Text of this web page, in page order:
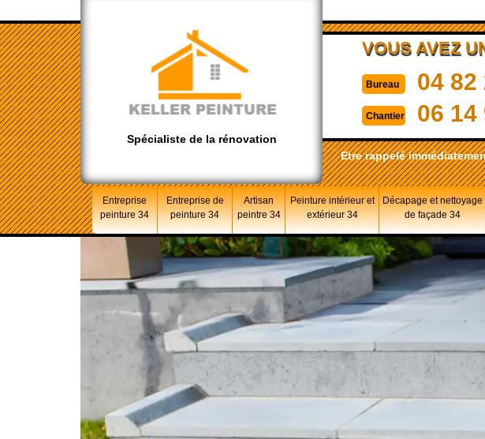
Spécialiste de la rénovation
VOUS AVEZ
Bureau 04 82
Chantier 06 14
Etre rappelé
Entreprise
peinture 34
Entreprise de
peinture 34
Artisan
peintre 34
Peinture intérieur et
extérieur 34
Décapage et nettoyage
de façade 34